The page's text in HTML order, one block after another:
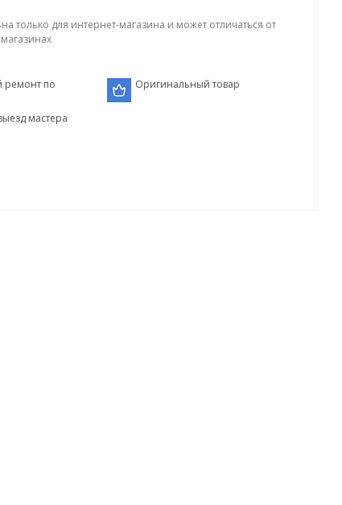
только для интернет-магазина и может отличаться от
ремонт по
Оригинальный товар
мастера